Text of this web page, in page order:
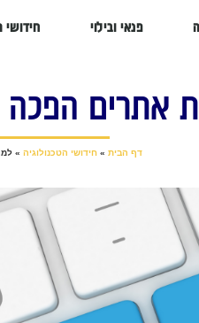
פנאי ובילוי חידושי
אתרים הפכה
דף הבית »חידושי הטכנולוגיה »